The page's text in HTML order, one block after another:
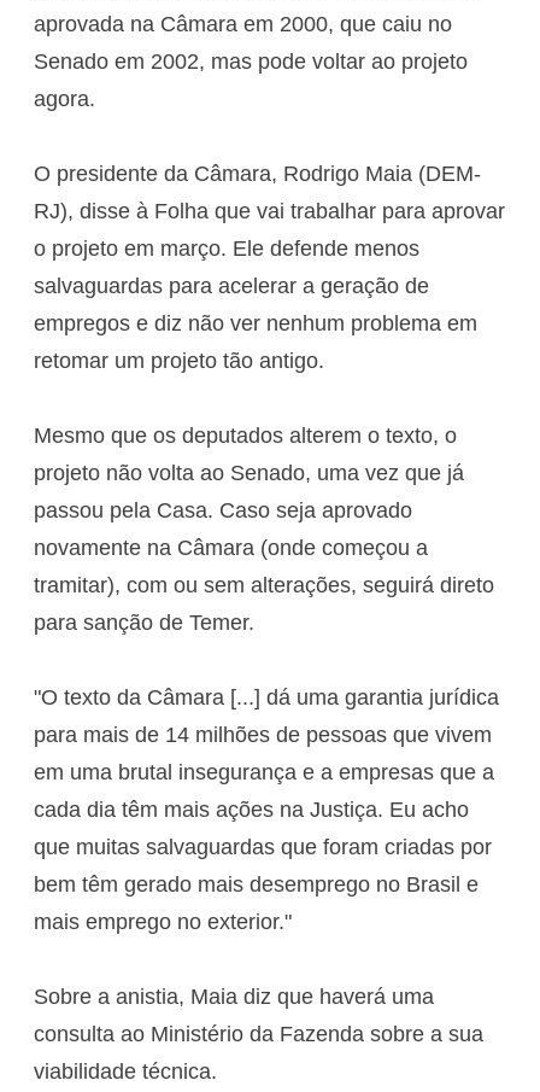
aprovada na Câmara em 2000, que caiu no
Senado em 2002, mas pode voltar ao projeto
agora.
O presidente da Câmara, Rodrigo Maia (DEM-
RJ), disse à Folha que vai trabalhar para aprovar
o projeto em março. Ele defende menos
salvaguardas para acelerar a geração de
empregos e diz não ver nenhum problema em
retomar um projeto tão antigo.
Mesmo que os deputados alterem o texto, o
projeto não volta ao Senado, uma vez que já
passou pela Casa. Caso seja aprovado
novamente na Câmara (onde começou a
tramitar), com ou sem alterações, seguirá direto
para sanção de Temer.
"O texto da Câmara [...] dá uma garantia jurídica
para mais de 14 milhões de pessoas que vivem
em uma brutal insegurança e a empresas que a
cada dia têm mais ações na Justiça. Eu acho
que muitas salvaguardas que foram criadas por
bem têm gerado mais desemprego no Brasil e
mais emprego no exterior."
Sobre a anistia, Maia diz que haverá uma
consulta ao Ministério da Fazenda sobre a sua
viabilidade técnica.